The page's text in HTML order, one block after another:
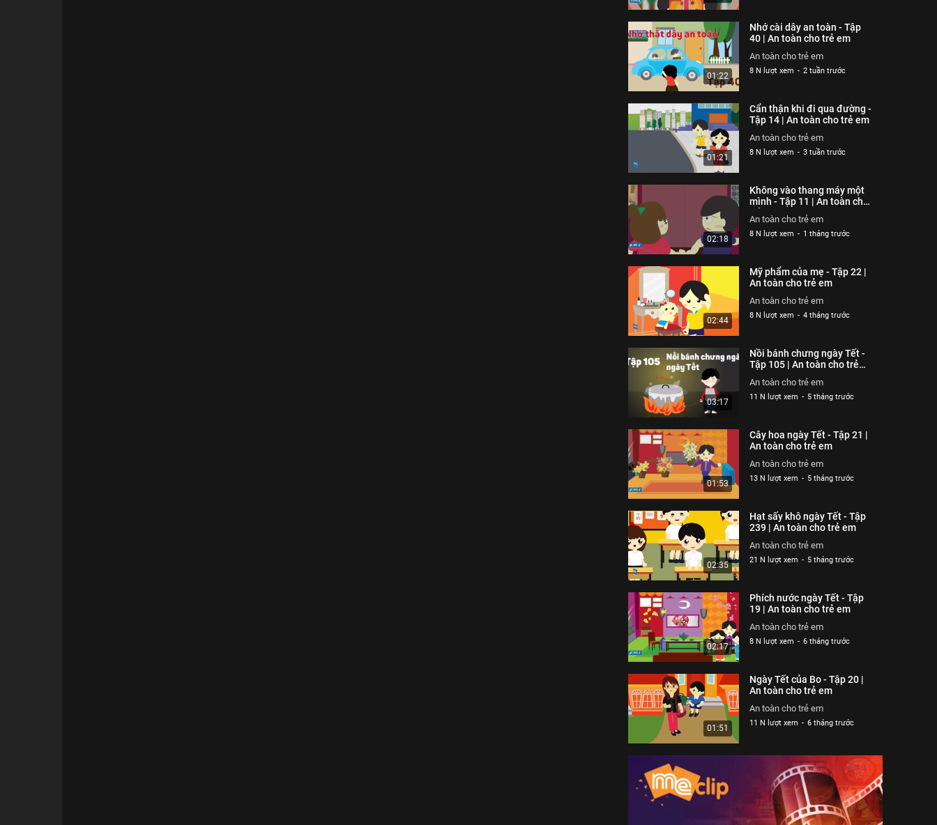
03:35
em
An toàn cho trẻ em
02:48
trẻ em
An toàn cho trẻ em
02:51
em
An toàn cho trẻ em
03:58
An toàn cho trẻ em
03:04
em
An toàn cho trẻ em
03:57
An toàn cho trẻ em
02:40
An toàn cho trẻ em
02:57
An toàn cho trẻ em
02:32
toàn cho trẻ em
An toàn cho trẻ em
06:37
An toàn cho trẻ em
25 N lượt xem - 4 năm trước
Một mình "du ngoạn"
01:22
Nhớ cài dây an toàn - Tập
40 | An toàn cho trẻ em
An toàn cho trẻ em
8 N lượt xem - 2 tuần trước
01:21
Cẩn thận khi đi qua đường -
Tập 14 | An toàn cho trẻ em
An toàn cho trẻ em
8 N lượt xem - 3 tuần trước
02:18
Không vào thang máy một
mình - Tập 11 | An toàn cho
An toàn cho trẻ em
8 N lượt xem - 1 tháng trước
02:44
Mỹ phẩm của mẹ - Tập 22 |
An toàn cho trẻ em
An toàn cho trẻ em
8 N lượt xem - 4 tháng trước
03:17
Nồi bánh chưng ngày Tết -
Tập 105 | An toàn cho trẻ
An toàn cho trẻ em
11 N lượt xem - 5 tháng trước
01:53
Cây hoa ngày Tết - Tập 21 |
An toàn cho trẻ em
An toàn cho trẻ em
13 N lượt xem - 5 tháng trước
02:35
Hạt sấy khô ngày Tết - Tập
239 | An toàn cho trẻ em
An toàn cho trẻ em
21 N lượt xem - 5 tháng trước
02:17
Phích nước ngày Tết - Tập
19 | An toàn cho trẻ em
An toàn cho trẻ em
8 N lượt xem - 6 tháng trước
01:51
Ngày Tết của Bo - Tập 20 |
An toàn cho trẻ em
An toàn cho trẻ em
11 N lượt xem - 6 tháng trước